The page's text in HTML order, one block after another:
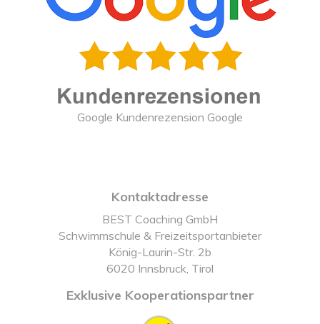
Google Kundenrezension Google
Kontaktadresse
BEST Coaching GmbH
Schwimmschule & Freizeitsportanbieter
König-Laurin-Str. 2b
6020 Innsbruck, Tirol
Exklusive Kooperationspartner